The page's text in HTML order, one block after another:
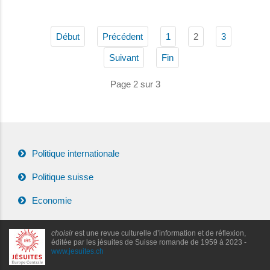
Début Précédent 1 2 3
Suivant Fin
Page 2 sur 3
Politique internationale
Politique suisse
Economie
choisirest une revue culturelle d’information et de réflexion,
éditée par les jésuites de Suisse romande de 1959 à 2023 -
www.jesuites.ch